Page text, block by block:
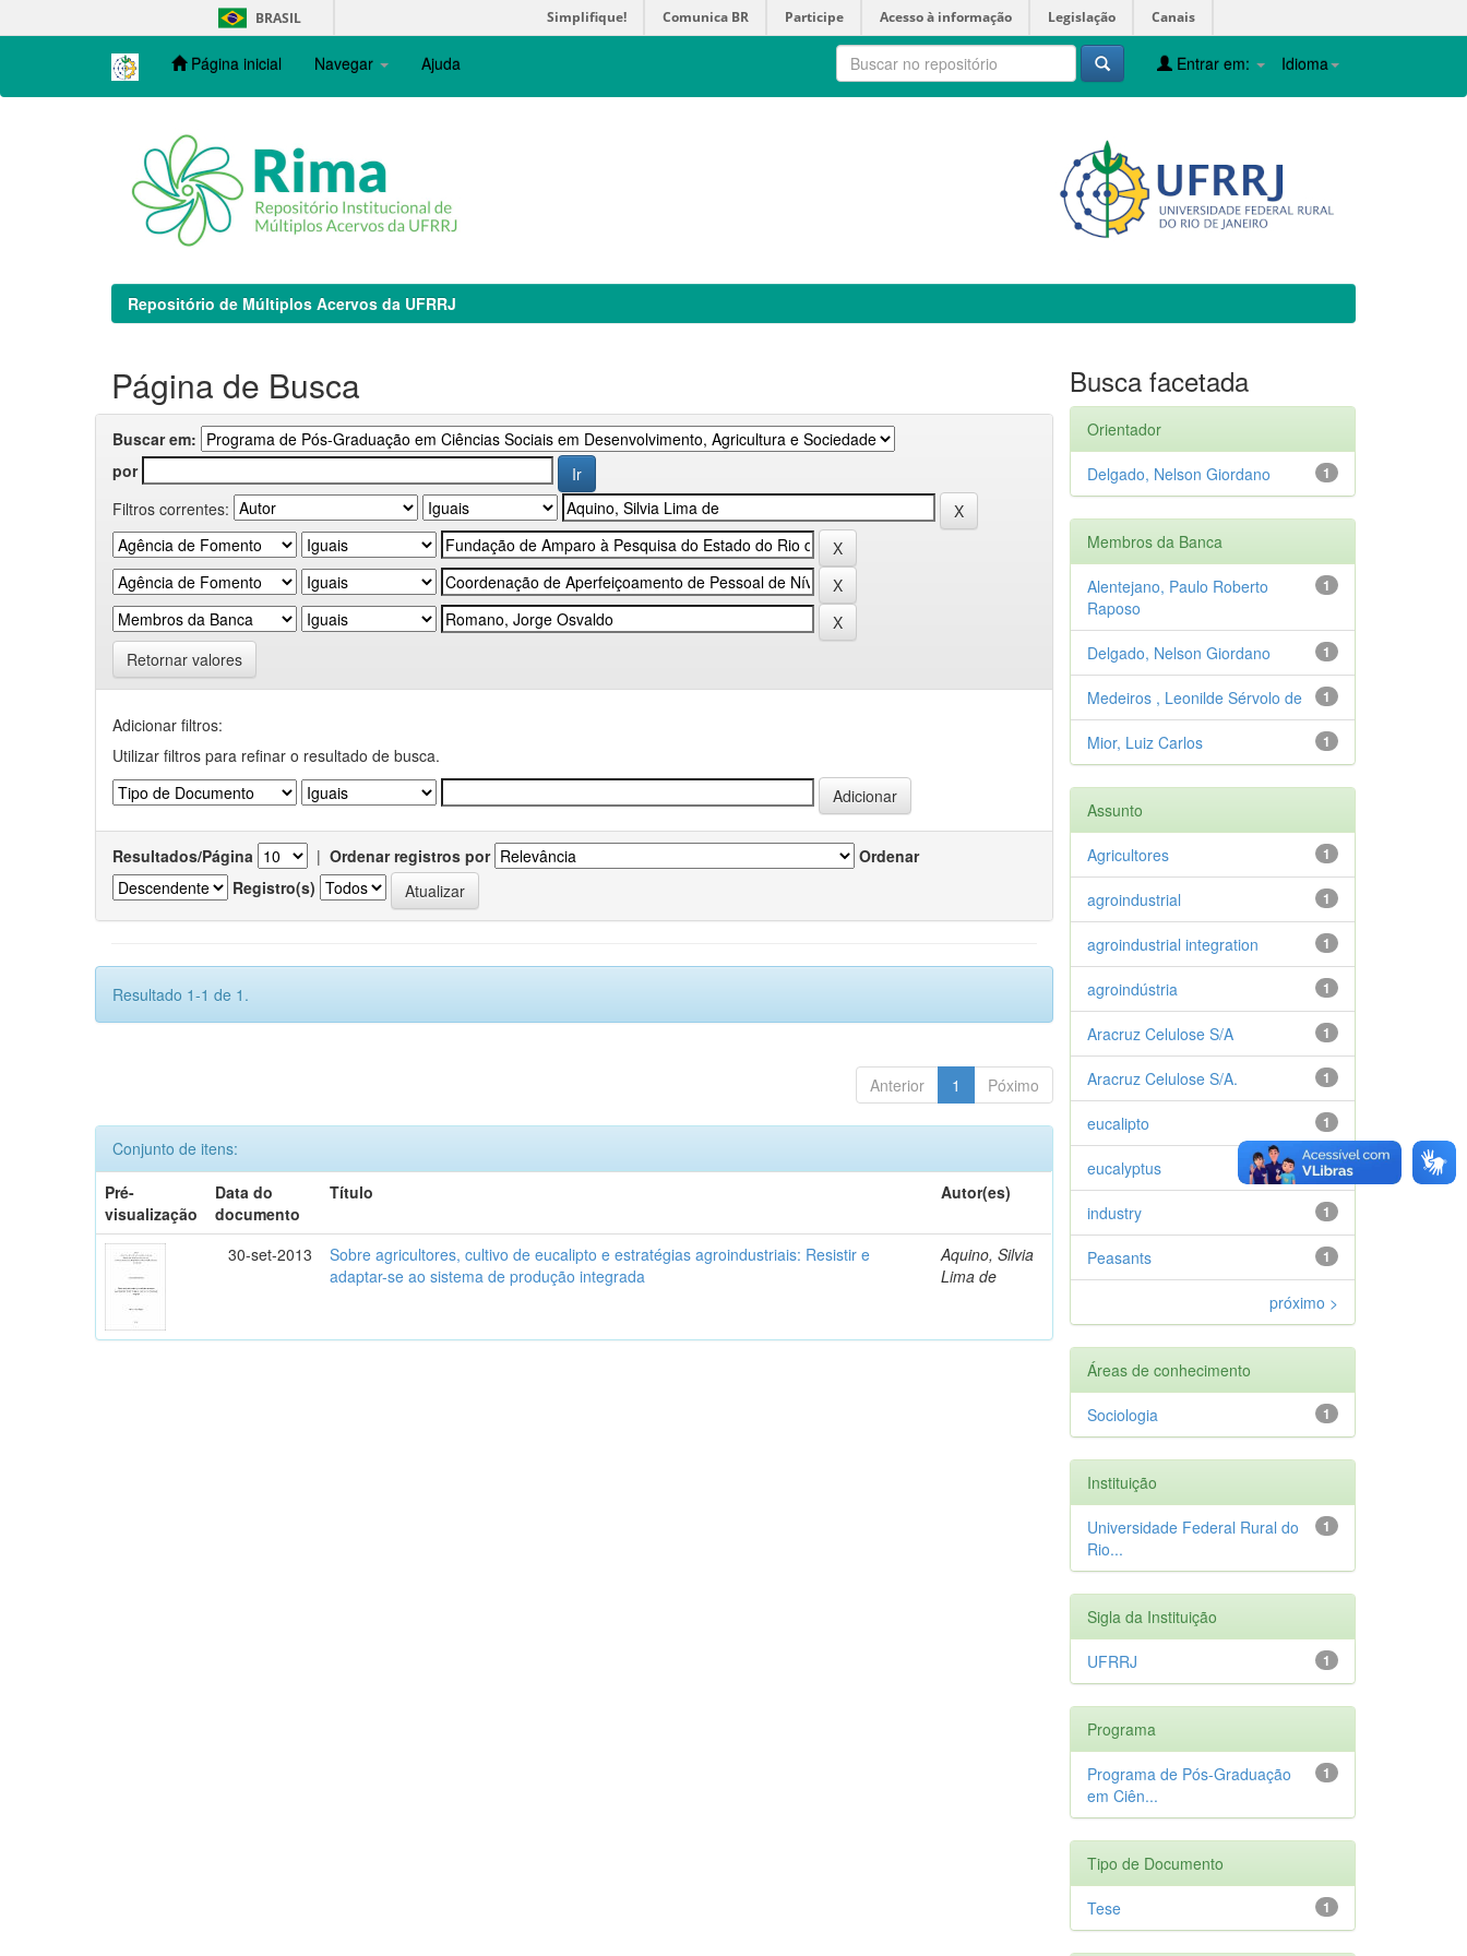
navigation
BRASIL Simplifique! Comunica BR Participe Acesso à informação Legislação Canais
Página inicial Navegar Ajuda Idioma
Entrar em:
Repositório de Múltiplos Acervos da UFRRJ
Página de Busca
Buscar em:
por
Filtros correntes:
Retornar valores
Adicionar filtros:
Utilizar filtros para refinar o resultado de busca.
Resultados/Página | Ordenar registros por
Ordenar
Registro(s)
Resultado 1-1 de 1.
Anterior 1 Póximo
Conjunto de itens:
Pré-
visualização
Data do
documento
Título Autor(es)
30-set-2013
Sobre agricultores, cultivo de eucalipto e estratégias agroindustriais: Resistir e
adaptar-se ao sistema de produção integrada
Aquino, Silvia
Lima de
Busca facetada
Orientador
1
Delgado, Nelson Giordano
Membros da Banca
1
Alentejano, Paulo Roberto
Raposo
1
Delgado, Nelson Giordano
1
Medeiros , Leonilde Sérvolo de
1
Mior, Luiz Carlos
Assunto
1
Agricultores
1
agroindustrial
1
agroindustrial integration
1
agroindústria
1
Aracruz Celulose S/A
1
Aracruz Celulose S/A.
1
eucalipto
1
eucalyptus
1
industry
1
Peasants
próximo >
Áreas de conhecimento
1
Sociologia
Instituição
1
Universidade Federal Rural do
Rio...
Sigla da Instituição
1
UFRRJ
Programa
1
Programa de Pós-Graduação
em Ciên...
Tipo de Documento
1
Tese